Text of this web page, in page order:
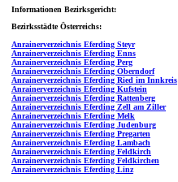
Informationen Bezirksgericht:
Bezirksstädte Österreichs:
Anrainerverzeichnis Eferding Steyr
Anrainerverzeichnis Eferding Enns
Anrainerverzeichnis Eferding Perg
Anrainerverzeichnis Eferding Oberndorf
Anrainerverzeichnis Eferding Ried im Innkreis
Anrainerverzeichnis Eferding Kufstein
Anrainerverzeichnis Eferding Rattenberg
Anrainerverzeichnis Eferding Zell am Ziller
Anrainerverzeichnis Eferding Melk
Anrainerverzeichnis Eferding Judenburg
Anrainerverzeichnis Eferding Pregarten
Anrainerverzeichnis Eferding Lambach
Anrainerverzeichnis Eferding Feldkirch
Anrainerverzeichnis Eferding Feldkirchen
Anrainerverzeichnis Eferding Linz